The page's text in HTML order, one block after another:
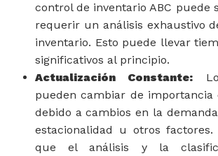
control de inventario ABC puede
requerir un análisis exhaustivo
inventario. Esto puede llevar
significativos al principio.
Actualización Constante:
pueden cambiar de importancia
debido a cambios en la
estacionalidad u otros factores.
que el análisis y la